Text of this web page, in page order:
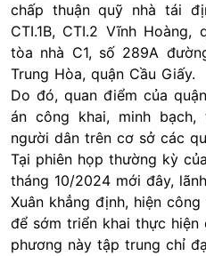
chấp thuận quỹ nhà tái
CTI.1B, CTI.2 Vĩnh
tòa nhà C1, số 289A
Trung Hòa, quận Cầu Giấy.
Do đó, quan điểm của
án công khai, minh
người dân trên cơ sở các
Tại phiên họp thường kỳ
tháng 10/2024 mới đây,
Xuân khẳng định, hiện
để sớm triển khai thực
phương này tập trung chỉ